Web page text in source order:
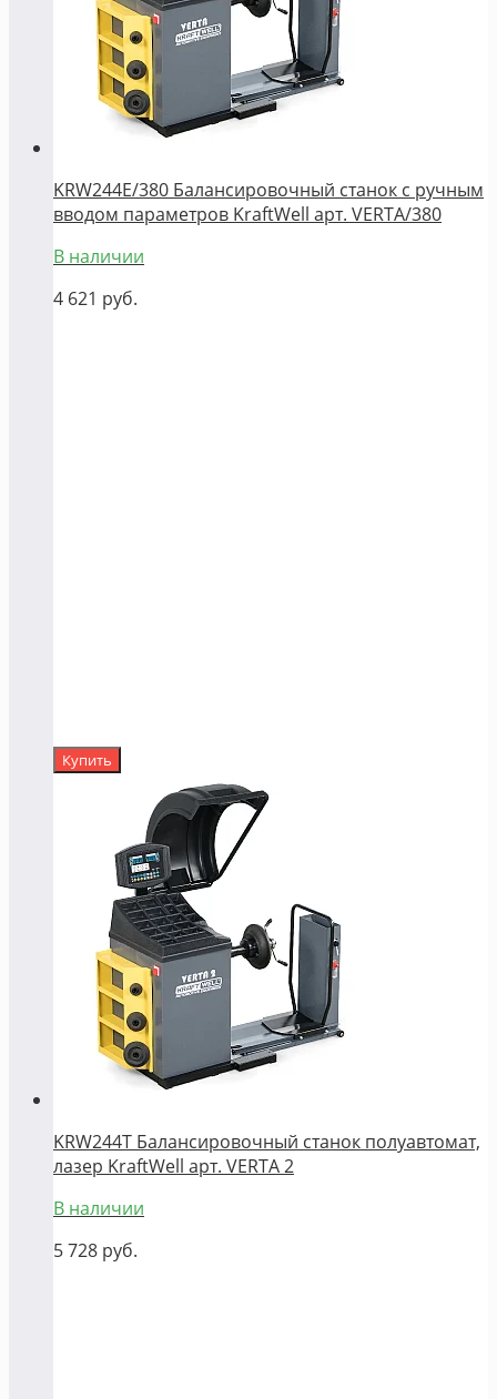
KRW244E/380 Балансировочный станок с ручным
вводом параметров KraftWell арт. VERTA/380
В наличии
4 621 руб.
Купить
KRW244T Балансировочный станок полуавтомат,
лазер KraftWell арт. VERTA 2
В наличии
5 728 руб.